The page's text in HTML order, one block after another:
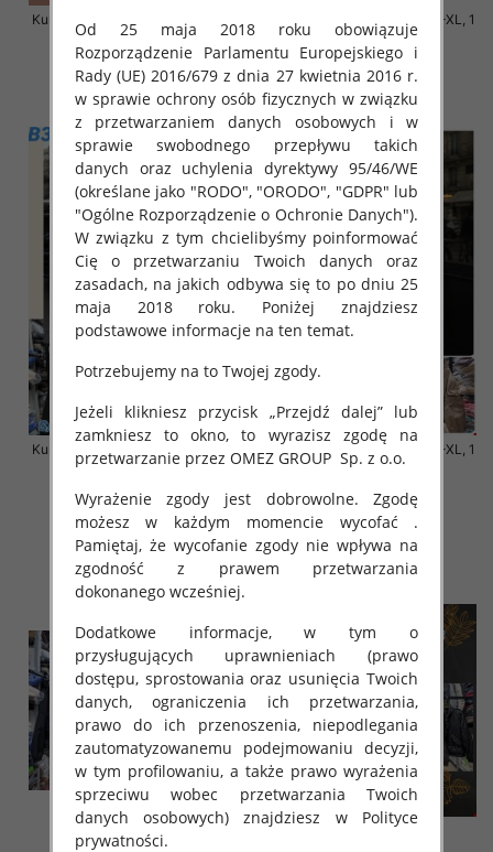
Kurtki damskie cienki Roz S-M-L,
1 Kolor Paczka 3 szt
140.00 zł
szczegóły
Kurtki damskie cienki Roz S-XL, 1
Kolor Paczka 3 szt
140.00 zł
szczegóły
Kurtki damskie cienki Roz S-XL, 1
Kolor Paczka 3 szt
140.00 zł
szczegóły
Kurtki damskie cienki Roz S-XL, 1
Kolor Paczka 3 szt
140.00 zł
szczegóły
Od 25 maja 2018 roku obowiązuje
Rozporządzenie Parlamentu Europejskiego i
Rady (UE) 2016/679 z dnia 27 kwietnia 2016 r.
w sprawie ochrony osób fizycznych w związku
z przetwarzaniem danych osobowych i w
sprawie swobodnego przepływu takich
danych oraz uchylenia dyrektywy 95/46/WE
(określane jako "RODO", "ORODO", "GDPR" lub
"Ogólne Rozporządzenie o Ochronie Danych").
W związku z tym chcielibyśmy poinformować
Cię o przetwarzaniu Twoich danych oraz
zasadach, na jakich odbywa się to po dniu 25
maja 2018 roku. Poniżej znajdziesz
podstawowe informacje na ten temat.
Potrzebujemy na to Twojej zgody.
Jeżeli klikniesz przycisk „Przejdź dalej” lub
zamkniesz to okno, to wyrazisz zgodę na
przetwarzanie przez OMEZ GROUP Sp. z o.o.
Wyrażenie zgody jest dobrowolne. Zgodę
możesz w każdym momencie wycofać .
Pamiętaj, że wycofanie zgody nie wpływa na
zgodność z prawem przetwarzania
dokonanego wcześniej.
Dodatkowe informacje, w tym o
przysługujących uprawnieniach (prawo
dostępu, sprostowania oraz usunięcia Twoich
danych, ograniczenia ich przetwarzania,
prawo do ich przenoszenia, niepodlegania
zautomatyzowanemu podejmowaniu decyzji,
w tym profilowaniu, a także prawo wyrażenia
sprzeciwu wobec przetwarzania Twoich
danych osobowych) znajdziesz w Polityce
prywatności.